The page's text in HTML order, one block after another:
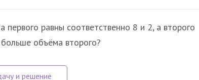
равны соответственно 8 и 2, а второго
объёма второго?